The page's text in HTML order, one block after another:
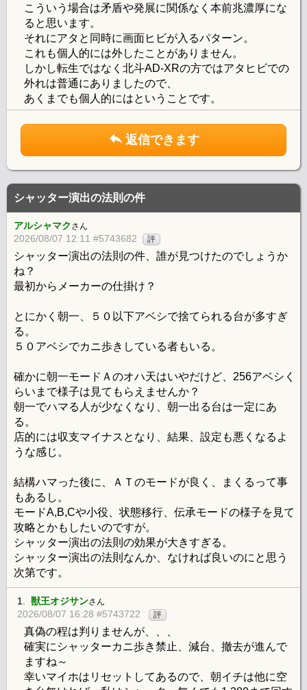
こういう場合は矛盾や発展に関係なく本前兆濃厚にな
ると思います。
それにアタと同時に画面ヒビが入るパターン。
これも個人的には外したことがありません。
しかし転生ではなく北斗AD-XRの方ではアタヒビでの
外れは普通にありましたので、
あくまでも個人的にはということです。
返信できます
シャッター演出の法則の件
アルシャマク さん
2026/08/07 12:11 #5743682 評
シャッター演出の法則の件、誰が見つけたのでしょうか
ね？
最初からメーカーの仕掛け？
とにかく朝一、５０以下アベシで捨てられる台が多すぎ
る。
５０アベシでカニ歩きしている者もいる。
確かに朝一モードＡのオハ天はいやだけど、256アベシく
らいまで様子は見てもらえませんか？
朝一でハマる人が少なくなり、朝一出る台は一定にあ
る。
店的には収支マイナスとなり、結果、設定も悪くなるよ
うな感じ。
結構ハマった後に、ＡＴのモードが良く、まくるって事
もあるし。
モードA,B,Cや小役、状態移行、伝承モードの様子を見て
攻略とかもしたいのですが。
シャッター演出の法則の効果が大きすぎる。
シャッター演出の法則なんか、なければ良いのにと思う
次第です。
1. 獣王オジサンさん
2026/08/07 16:28 #5743722 評
真偽の程は判りませんが、、、
確実にシャッターカニ歩き禁止、減台、撤去が進んで
ますね～
幸いマイホはリセットしてあるので、朝イチは他に空